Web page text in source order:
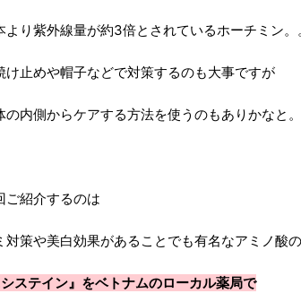
より紫外線量が約3倍とされているホーチミン。
け止めや帽子などで対策するのも大事ですが
の内側からケアする方法を使うのもありかなと。
ご紹介するのは
対策や美白効果があることでも有名なアミノ酸
システイン』をベトナムのローカル薬局で